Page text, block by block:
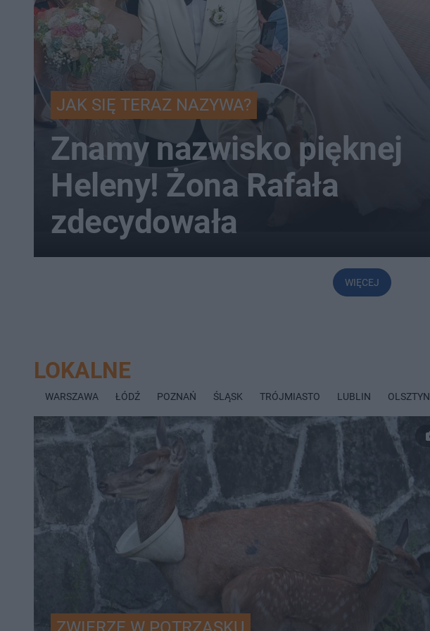
JAK SIĘ TERAZ NAZYWA?
Znamy nazwisko pięknej
Heleny! Żona Rafała
zdecydowała
WIĘCEJ
LOKALNE
WARSZAWA ŁÓDŹ POZNAŃ ŚLĄSK TRÓJMIASTO LUBLIN OLSZTYN